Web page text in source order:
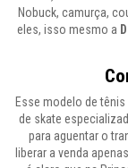
Nobuck, camurça,
eles, isso mesmo a
Esse modelo de
de skate
para aguentar o
liberar a venda